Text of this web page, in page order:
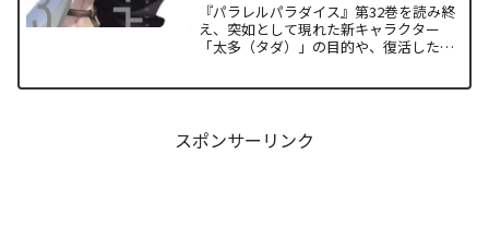
『パラレルパラダイス』第32巻を読み終
え、突如として現れた新キャラクター
「太多（タダ）」の目的や、復活した邪
スポンサーリンク